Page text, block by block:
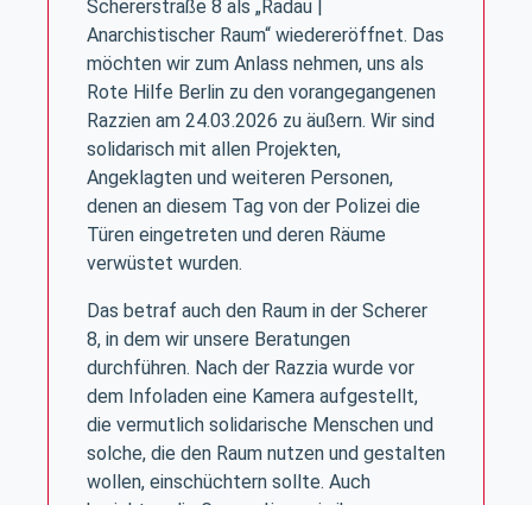
Schererstraße 8 als „Radau |
Anarchistischer Raum“ wiedereröffnet. Das
möchten wir zum Anlass nehmen, uns als
Rote Hilfe Berlin zu den vorangegangenen
Razzien am 24.03.2026 zu äußern. Wir sind
solidarisch mit allen Projekten,
Angeklagten und weiteren Personen,
denen an diesem Tag von der Polizei die
Türen eingetreten und deren Räume
verwüstet wurden.
Das betraf auch den Raum in der Scherer
8, in dem wir unsere Beratungen
durchführen. Nach der Razzia wurde vor
dem Infoladen eine Kamera aufgestellt,
die vermutlich solidarische Menschen und
solche, die den Raum nutzen und gestalten
wollen, einschüchtern sollte. Auch